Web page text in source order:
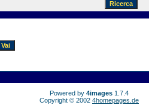
Powered by 4images 1.7.4
Copyright © 2002 4homepages.de